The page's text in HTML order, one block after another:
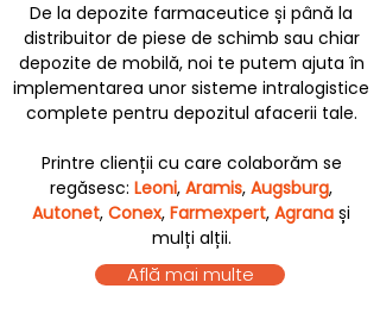
De la depozite farmaceutice și până la
distribuitor de piese de schimb sau chiar
depozite de mobilă, noi te putem ajuta în
implementarea unor sisteme intralogistice
complete pentru depozitul afacerii tale.
Printre clienții cu care colaborăm se
regăsesc: Leoni, Aramis, Augsburg,
Autonet, Conex, Farmexpert, Agrana și
mulți alții.
Află mai multe